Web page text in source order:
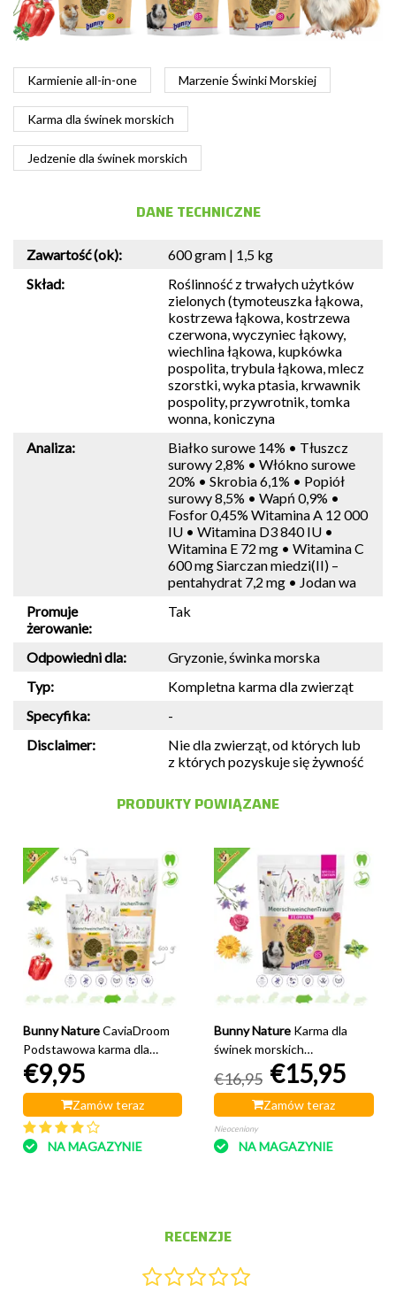
Karmienie all-in-one Marzenie Świnki Morskiej
Karma dla świnek morskich
Jedzenie dla świnek morskich
DANE TECHNICZNE
Zawartość (ok):
600 gram | 1,5 kg
Skład:
Roślinność z trwałych użytków
zielonych (tymoteuszka łąkowa,
kostrzewa łąkowa, kostrzewa
czerwona, wyczyniec łąkowy,
wiechlina łąkowa, kupkówka
pospolita, trybula łąkowa, mlecz
szorstki, wyka ptasia, krwawnik
pospolity, przywrotnik, tomka
wonna, koniczyna
Analiza:
Białko surowe 14% • Tłuszcz
surowy 2,8% • Włókno surowe
20% • Skrobia 6,1% • Popiół
surowy 8,5% • Wapń 0,9% •
Fosfor 0,45% Witamina A 12 000
IU • Witamina D3 840 IU •
Witamina E 72 mg • Witamina C
600 mg Siarczan miedzi(II) –
pentahydrat 7,2 mg • Jodan wa
Promuje
żerowanie:
Tak
Odpowiedni dla:
Gryzonie, świnka morska
Typ:
Kompletna karma dla zwierząt
Specyfika:
-
Disclaimer:
Nie dla zwierząt, od których lub
z których pozyskuje się żywność
PRODUKTY POWIĄZANE
Bunny Nature CaviaDroom
Podstawowa karma dla
świnek morskich
€9,95
Zamów teraz
NA MAGAZYNIE
Bunny Nature Karma dla
świnek morskich
CaviaDroom Flowers
€16,95 €15,95
Zamów teraz
Nieoceniony
NA MAGAZYNIE
RECENZJE